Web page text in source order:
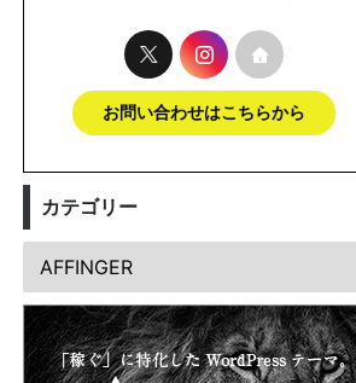
お問い合わせはこちらから
カテゴリー